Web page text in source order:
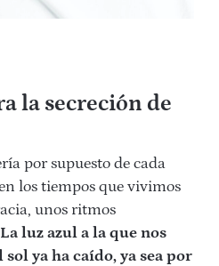
la secreción de
por supuesto de cada
los tiempos que vivimos
unos ritmos
La luz azul a la que nos
ya ha caído, ya sea por